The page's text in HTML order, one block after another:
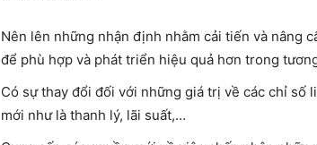
Nên lên những nhận định nhằm cải tiến và nâng
để phù hợp và phát triển hiệu quả hơn trong
Có sự thay đổi đối với những giá trị về các chỉ
mới như là thanh lý, lãi suất,…